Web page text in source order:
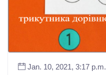
Jan. 10, 2021, 3:17 p.m.